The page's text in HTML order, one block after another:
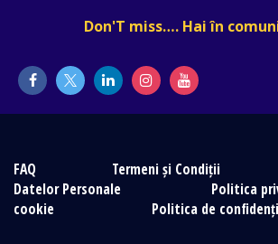
Don'T miss…. Hai în
FAQ Termeni și Condiții
Datelor Personale
Politica
cookie
Politica de